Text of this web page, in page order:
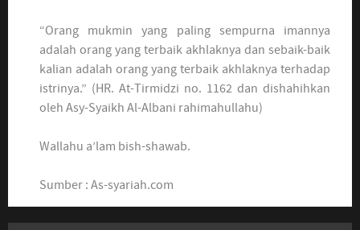
“Orang mukmin yang paling sempurna imannya
adalah orang yang terbaik akhlaknya dan sebaik-baik
kalian adalah orang yang terbaik akhlaknya terhadap
istrinya.” (HR. At-Tirmidzi no. 1162 dan dishahihkan
oleh Asy-Syaikh Al-Albani rahimahullahu)
Wallahu a’lam bish-shawab.
Sumber : As-syariah.com